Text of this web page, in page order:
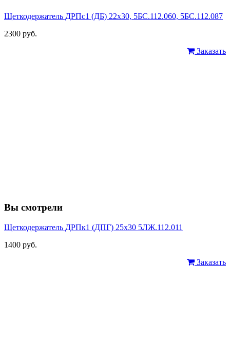
Щеткодержатель ДРПс1 (ДБ) 22х30, 5БС.112.060, 5БС.112.087
2300 руб.
Заказать
Вы смотрели
Щеткодержатель ДРПк1 (ДПГ) 25х30 5ЛЖ.112.011
1400 руб.
Заказать